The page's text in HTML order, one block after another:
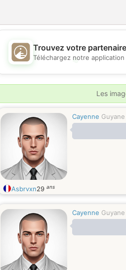
💖
Trouvez votre
Téléchargez notre
Les
Cayenne Guyane
Asbrvxn29 ans
Cayenne Guyane